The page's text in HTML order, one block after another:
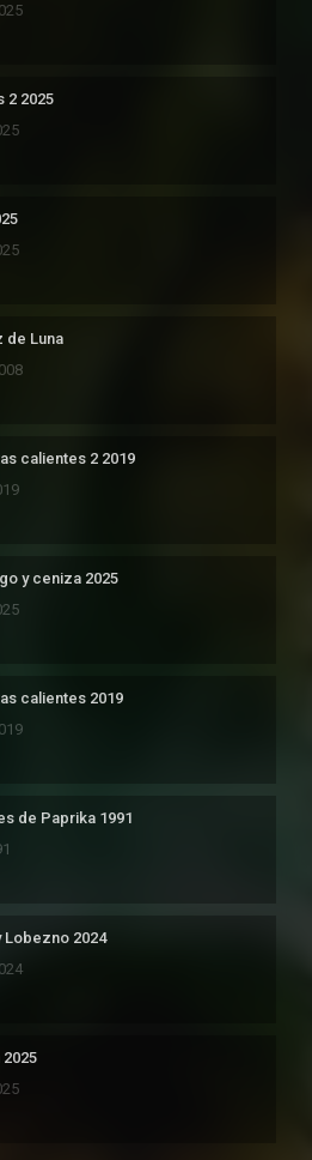
2 2025
de Luna
calientes 2 2019
y ceniza 2025
calientes 2019
de Paprika 1991
Lobezno 2024